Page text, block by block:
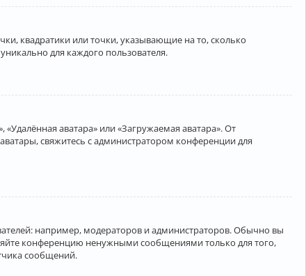
квадратики или точки, указывающие на то, сколько
для каждого пользователя.
аватара» или «Загружаемая аватара». От
свяжитесь с администратором конференции для
например, модераторов и администраторов. Обычно вы
конференцию ненужными сообщениями только для того,
сообщений.